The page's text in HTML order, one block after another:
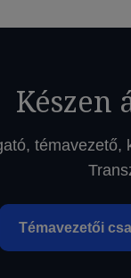
Készen
témavezető,
Témavezetői